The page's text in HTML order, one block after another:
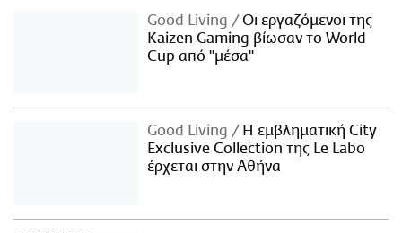
Good Living
Οι εργαζόμενοι της
Kaizen Gaming βίωσαν το World
Cup από "μέσα"
Good Living
Η εμβληματική City
Exclusive Collection της Le Labo
έρχεται στην Αθήνα